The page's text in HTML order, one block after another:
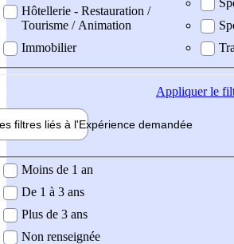
Hôtellerie - Restauration /
Tourisme / Animation
Immobilier
Appliquerle
filtres liés à l'Expérience demandée
demandée
Moins de 1 an
De 1 à 3 ans
Plus de 3 ans
Non renseignée